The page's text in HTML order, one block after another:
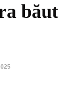
băut